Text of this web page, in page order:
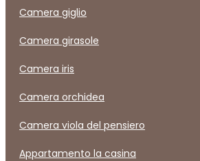
camera giglio
camera girasole
camera iris
camera orchidea
camera viola del pensiero
appartamento la casina